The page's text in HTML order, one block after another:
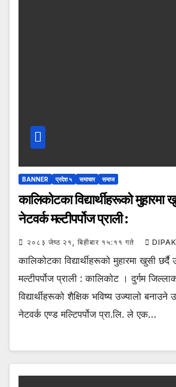
BANNER प्रदेश ५ समाचार समाज
कालिकोटका विद्यार्थीहरूको मुहारमा
नेटवर्क मल्टीपर्पोज प्राली :
२०८३ जेष्ठ २१, बिहीबार १५:११ गते
कालिकोटका विद्यार्थीहरूको मुहारमा खुसी छर्दै
मल्टीपर्पोज प्राली : कालिकोट । दुर्गम
विद्यार्थीहरूको शैक्षिक भविष्य उज्यालो बनाउने
नेटवर्क एण्ड मल्टिपर्पोज प्रा.लि. ले एक…